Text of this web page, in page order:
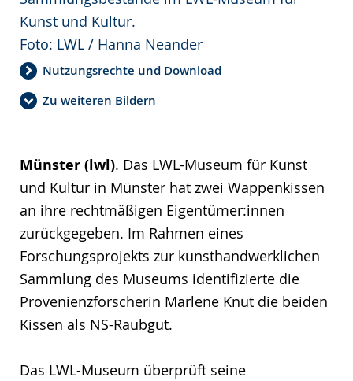
Kunst und Kultur.
Foto: LWL / Hanna Neander
Nutzungsrechte und Download
Zu weiteren Bildern
Münster (lwl). Das LWL-Museum für Kunst
und Kultur in Münster hat zwei Wappenkissen
an ihre rechtmäßigen Eigentümer:innen
zurückgegeben. Im Rahmen eines
Forschungsprojekts zur kunsthandwerklichen
Sammlung des Museums identifizierte die
Provenienzforscherin Marlene Knut die beiden
Kissen als NS-Raubgut.
Das LWL-Museum überprüft seine